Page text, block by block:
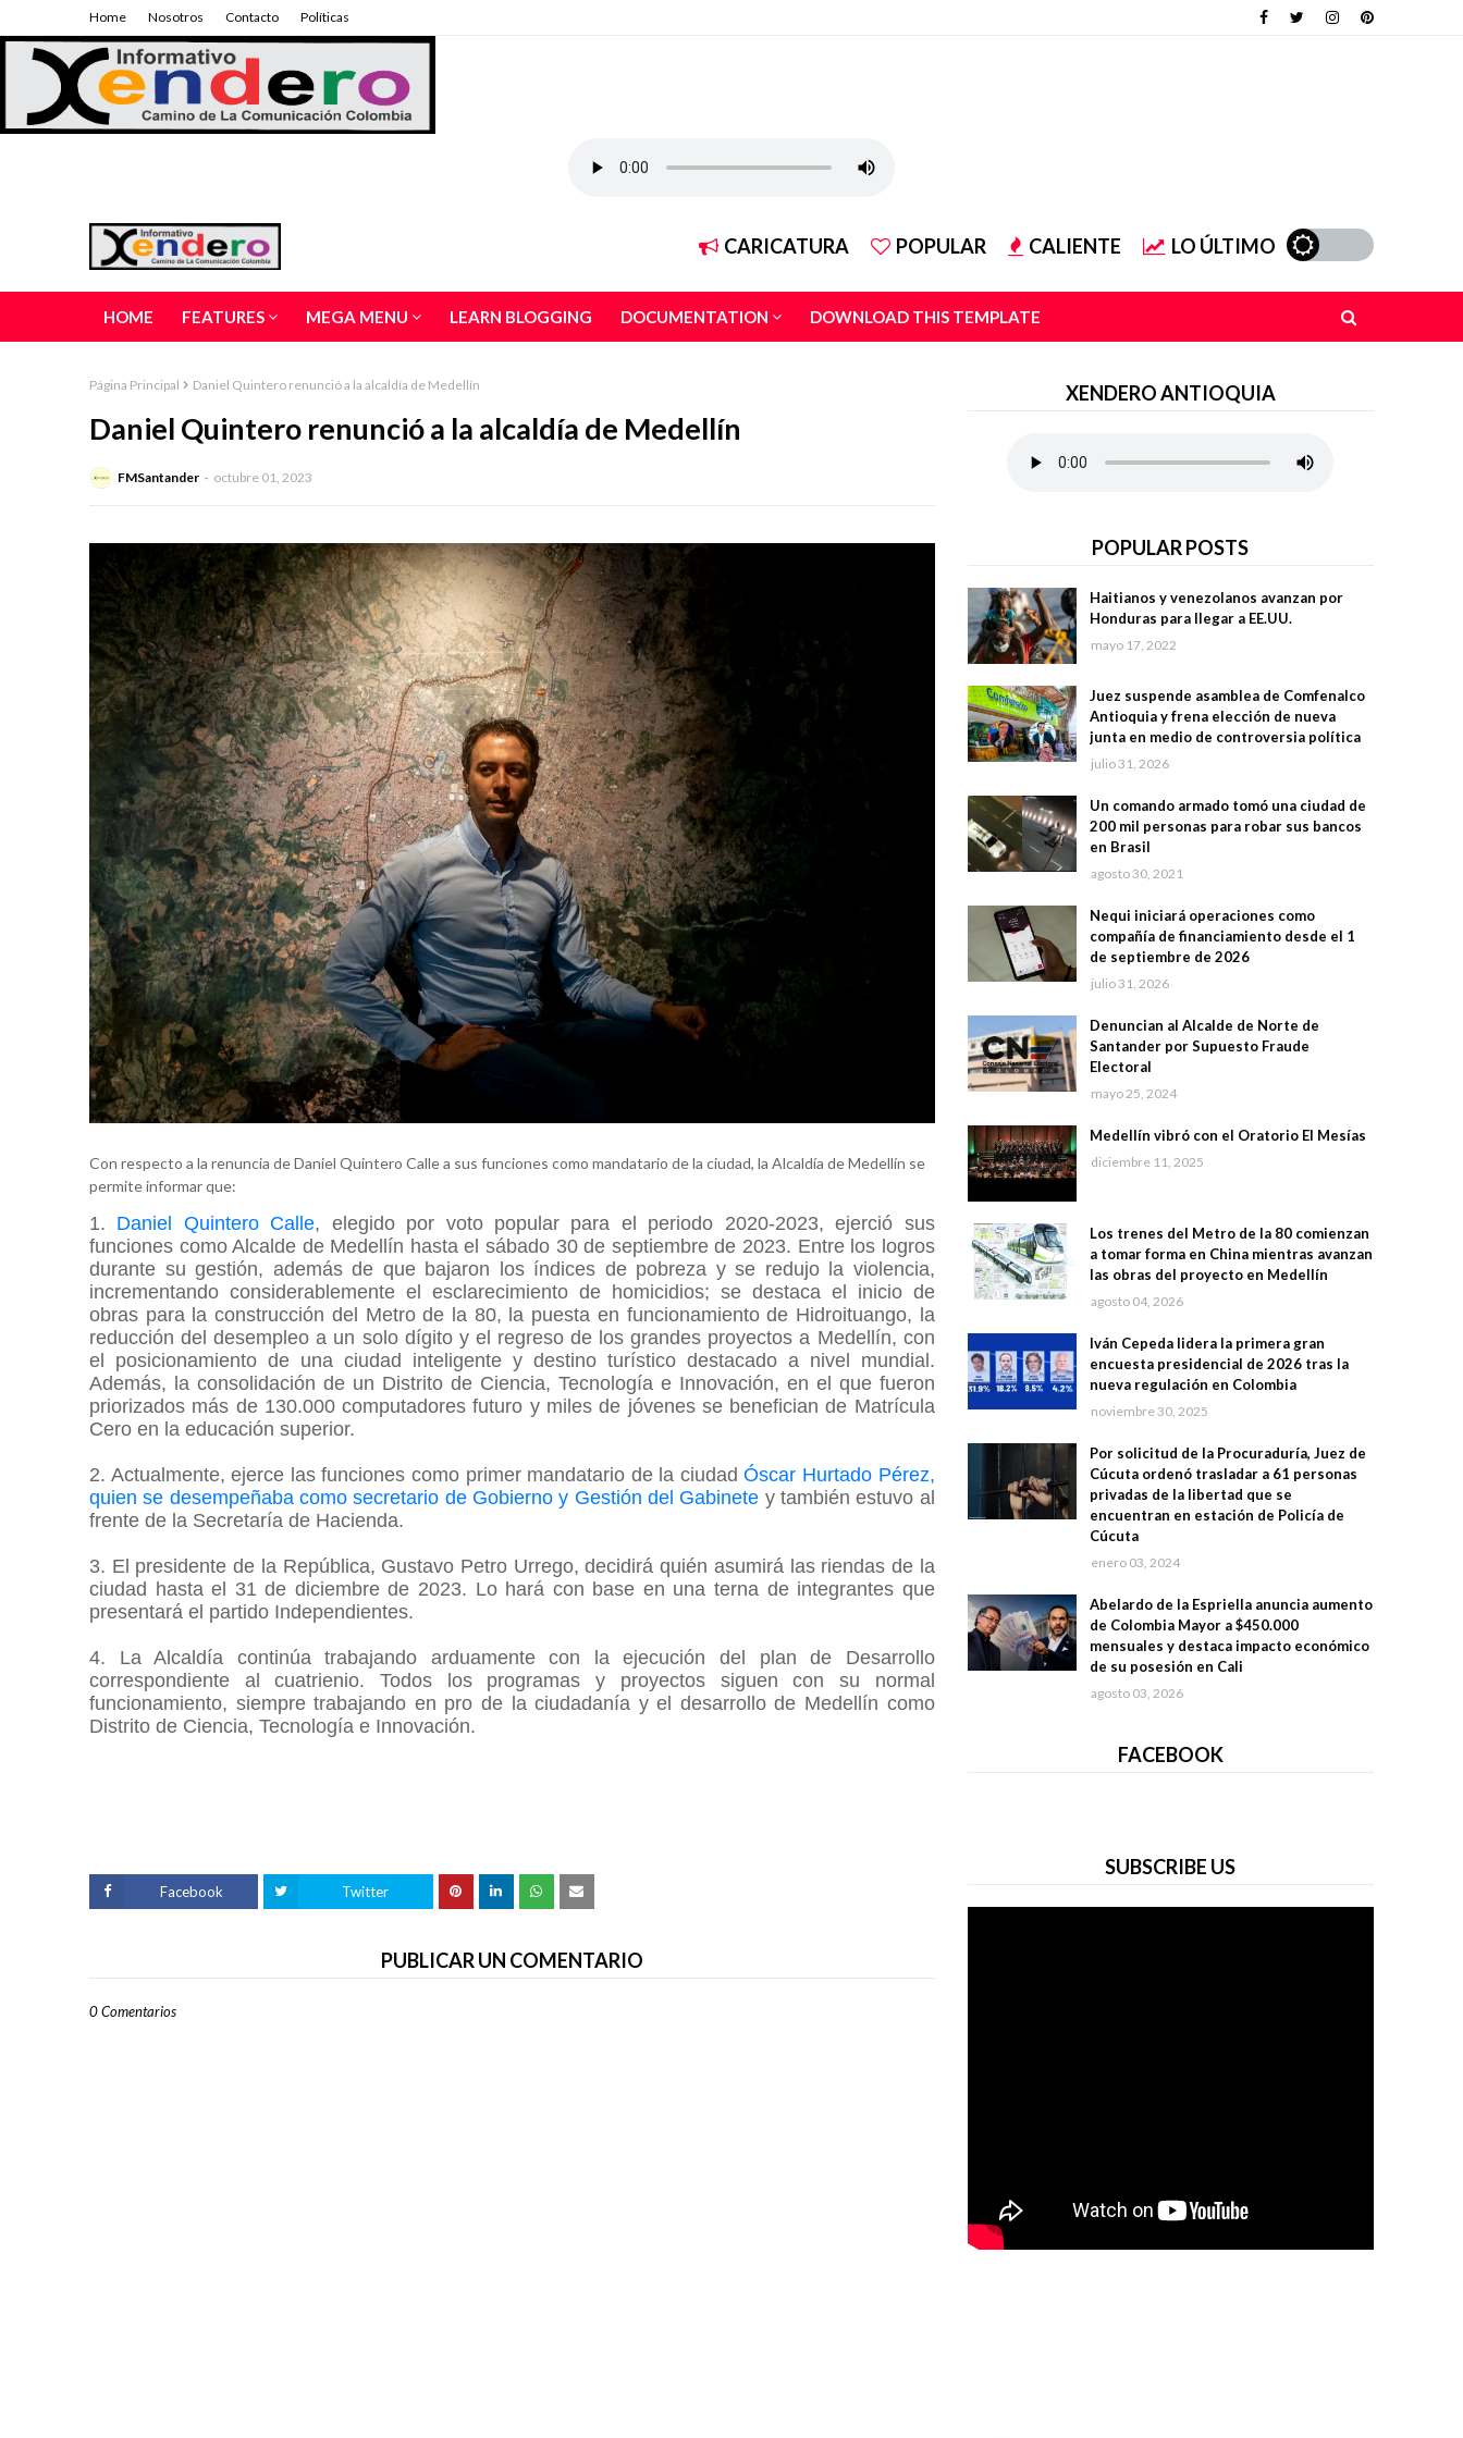
Home Nosotros Contacto Políticas
CARICATURA POPULAR CALIENTE LO ÚLTIMO
HOME FEATURES MEGA MENU LEARN BLOGGING DOCUMENTATION DOWNLOAD THIS TEMPLATE
Página Principal Daniel Quintero renunció a la alcaldía de Medellín
Daniel Quintero renunció a la alcaldía de Medellín
FMSantander octubre 01, 2023
Con respecto a la renuncia de Daniel Quintero Calle a sus funciones como mandatario de la ciudad, la Alcaldía de Medellín se
permite informar que:
1. Daniel Quintero Calle, elegido por voto popular para el periodo 2020-2023, ejerció sus
funciones como Alcalde de Medellín hasta el sábado 30 de septiembre de 2023. Entre los logros
durante su gestión, además de que bajaron los índices de pobreza y se redujo la violencia,
incrementando considerablemente el esclarecimiento de homicidios; se destaca el inicio de
obras para la construcción del Metro de la 80, la puesta en funcionamiento de Hidroituango, la
reducción del desempleo a un solo dígito y el regreso de los grandes proyectos a Medellín, con
el posicionamiento de una ciudad inteligente y destino turístico destacado a nivel mundial.
Además, la consolidación de un Distrito de Ciencia, Tecnología e Innovación, en el que fueron
priorizados más de 130.000 computadores futuro y miles de jóvenes se benefician de Matrícula
Cero en la educación superior.
2. Actualmente, ejerce las funciones como primer mandatario de la ciudadÓscar Hurtado Pérez,
quien se desempeñaba como secretario de Gobierno y Gestión del Gabinete y también estuvo al
frente de la Secretaría de Hacienda.
3. El presidente de la República, Gustavo Petro Urrego, decidirá quién asumirá las riendas de la
ciudad hasta el 31 de diciembre de 2023. Lo hará con base en una terna de integrantes que
presentará el partido Independientes.
4. La Alcaldía continúa trabajando arduamente con la ejecución del plan de Desarrollo
correspondiente al cuatrienio. Todos los programas y proyectos siguen con su normal
funcionamiento, siempre trabajando en pro de la ciudadanía y el desarrollo de Medellín como
Distrito de Ciencia, Tecnología e Innovación.
Facebook Twitter
PUBLICAR UN COMENTARIO
0 Comentarios
XENDERO ANTIOQUIA
POPULAR POSTS
Haitianos y venezolanos avanzan por
Honduras para llegar a EE.UU.
mayo 17, 2022
Juez suspende asamblea de Comfenalco
Antioquia y frena elección de nueva
junta en medio de controversia política
julio 31, 2026
Un comando armado tomó una ciudad de
200 mil personas para robar sus bancos
en Brasil
agosto 30, 2021
Nequi iniciará operaciones como
compañía de financiamiento desde el 1
de septiembre de 2026
julio 31, 2026
Denuncian al Alcalde de Norte de
Santander por Supuesto Fraude
Electoral
mayo 25, 2024
Medellín vibró con el Oratorio El Mesías
diciembre 11, 2025
Los trenes del Metro de la 80 comienzan
a tomar forma en China mientras avanzan
las obras del proyecto en Medellín
agosto 04, 2026
Iván Cepeda lidera la primera gran
encuesta presidencial de 2026 tras la
nueva regulación en Colombia
noviembre 30, 2025
Por solicitud de la Procuraduría, Juez de
Cúcuta ordenó trasladar a 61 personas
privadas de la libertad que se
encuentran en estación de Policía de
Cúcuta
enero 03, 2024
Abelardo de la Espriella anuncia aumento
de Colombia Mayor a $450.000
mensuales y destaca impacto económico
de su posesión en Cali
agosto 03, 2026
FACEBOOK
SUBSCRIBE US